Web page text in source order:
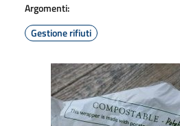
Argomenti:
Gestione rifiuti